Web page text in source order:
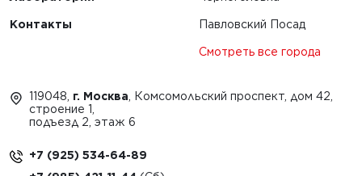
Контакты Павловский Посад
Смотреть все города
119048, г. Москва , Комсомольский проспект, дом 42,
строение 1,
подъезд 2, этаж 6
+7 (925) 534-64-89